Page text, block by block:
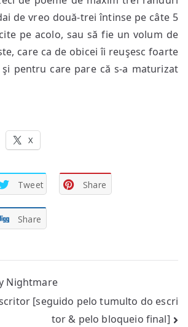
de vreo două-trei întinse pe câte 5
pe acolo, sau să fie un volum de
care ca de obicei îi reuşesc foarte
pentru care pare că s-a maturizat
X
Tweet Share
Share
Nightmare
[seguido pelo tumulto do escri
tor & pelo bloqueio final]